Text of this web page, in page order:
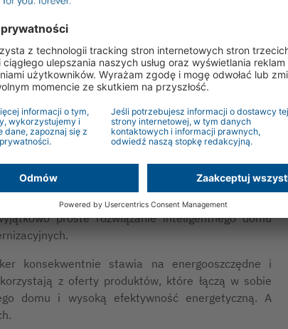
smartfona lub tabletu, stając się sercem
użytkownicy mogą uzyskać dostęp do swojego
na wakacjach lub w podróży. Ponadto CC41
Amazon Alexa, zapewniając dodatkową wygodę w
inteligentna, kompaktowa jednostka sterująca w
CC11 działa całkowicie lokalnie i nie wymaga
smartfona z wykorzystaniem technologii
ustawień sieciowych. Programy czasowe
i niezawodnie. CC11 można sterować za
indywidualnie programowanych przycisków
proste rozwiązanie inteligentnego domu
konsekwentnie stawia na energooszczędne i
z oferty produktów, które łączą w sobie
domu i wysoką efektywność energetyczną. A